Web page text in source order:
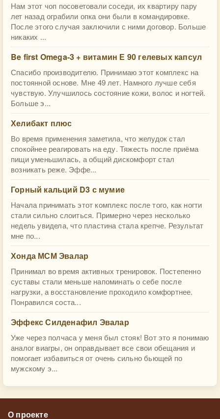
Нам этот чоп посоветовали соседи, их квартиру пару
лет назад ограбили опка они были в командировке.
После этого случая заключили с ними договор. Больше
никаких ...
Be first Omega-3 + витамин Е 90 гелевых капсул
Спасибо производителю. Принимаю этот комплекс на
постоянной основе. Мне 49 лет. Намного лучше себя
чувствую. Улучшилось состояние кожи, волос и ногтей.
Больше э...
Хелибакт плюс
Во время применения заметила, что желудок стал
спокойнее реагировать на еду. Тяжесть после приёма
пищи уменьшилась, а общий дискомфорт стал
возникать реже. Эффе...
Горный кальций D3 с мумие
Начала принимать этот комплекс после того, как ногти
стали сильно слоиться. Примерно через несколько
недель увидела, что пластина стала крепче. Результат
мне по...
Хонда МСМ Эвалар
Принимал во время активных тренировок. Постепенно
суставы стали меньше напоминать о себе после
нагрузки, а восстановление проходило комфортнее.
Понравился соста...
Эффекс Силденафил Эвалар
Уже через полчаса у меня был стояк! Вот это я понимаю
аналог виагры, он оправдывает все свои обещания и
помогает избавиться от очень сильно бьющей по
мужскому э...
О проекте